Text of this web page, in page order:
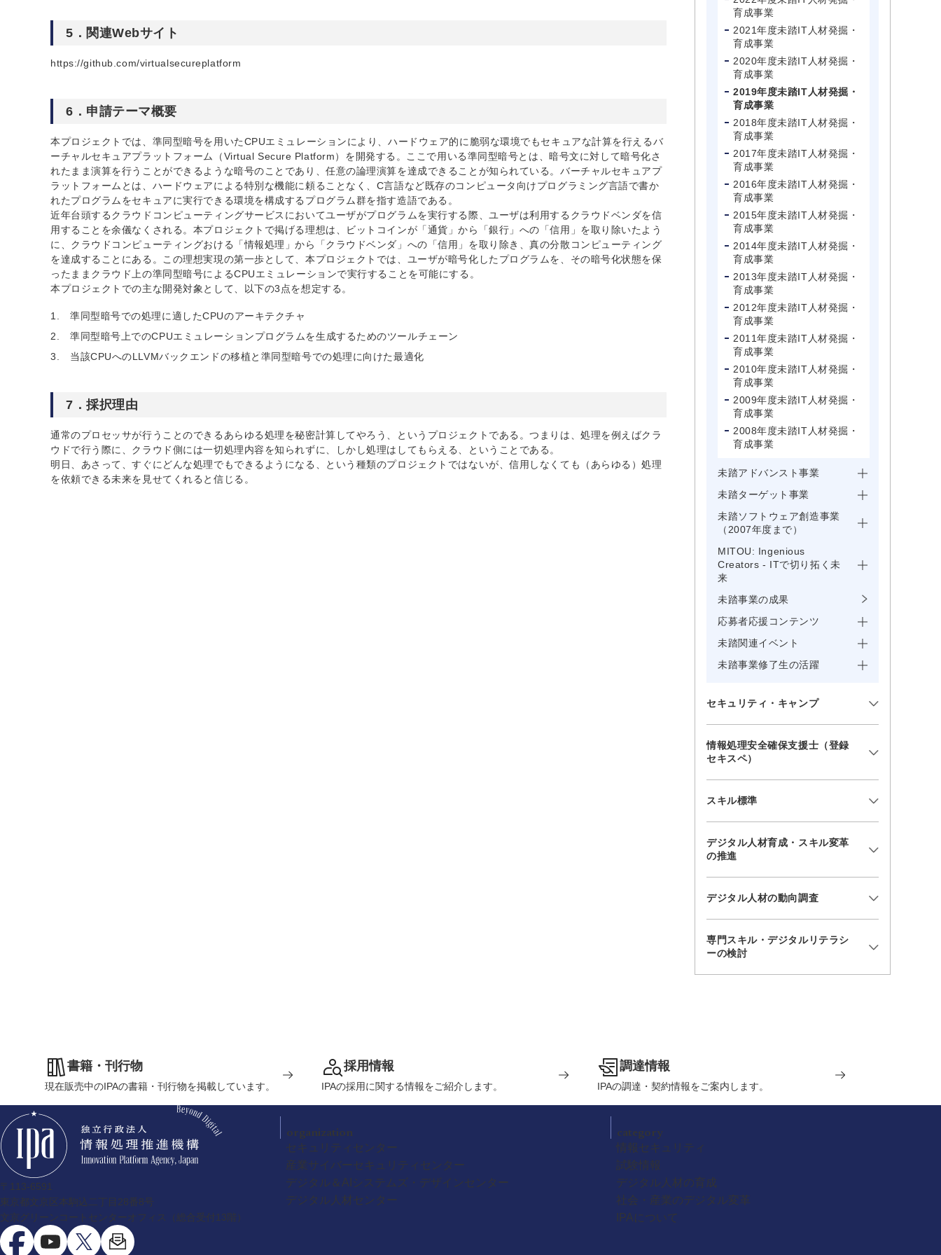
5．関連Webサイト
https://github.com/virtualsecureplatform
6．申請テーマ概要
本プロジェクトでは、準同型暗号を用いたCPUエミュレーションにより、ハードウェア的に脆弱な環境でもセキュアな計算を行えるバ
ーチャルセキュアプラットフォーム（Virtual Secure Platform）を開発する。ここで用いる準同型暗号とは、暗号文に対して暗号化さ
れたまま演算を行うことができるような暗号のことであり、任意の論理演算を達成できることが知られている。バーチャルセキュアプ
ラットフォームとは、ハードウェアによる特別な機能に頼ることなく、C言語など既存のコンピュータ向けプログラミング言語で書か
れたプログラムをセキュアに実行できる環境を構成するプログラム群を指す造語である。
近年台頭するクラウドコンピューティングサービスにおいてユーザがプログラムを実行する際、ユーザは利用するクラウドベンダを信
用することを余儀なくされる。本プロジェクトで掲げる理想は、ビットコインが「通貨」から「銀行」への「信用」を取り除いたよう
に、クラウドコンピューティングおける「情報処理」から「クラウドベンダ」への「信用」を取り除き、真の分散コンピューティング
を達成することにある。この理想実現の第一歩として、本プロジェクトでは、ユーザが暗号化したプログラムを、その暗号化状態を保
ったままクラウド上の準同型暗号によるCPUエミュレーションで実行することを可能にする。
本プロジェクトでの主な開発対象として、以下の3点を想定する。
準同型暗号での処理に適したCPUのアーキテクチャ
準同型暗号上でのCPUエミュレーションプログラムを生成するためのツールチェーン
当該CPUへのLLVMバックエンドの移植と準同型暗号での処理に向けた最適化
7．採択理由
通常のプロセッサが行うことのできるあらゆる処理を秘密計算してやろう、というプロジェクトである。つまりは、処理を例えばクラ
ウドで行う際に、クラウド側には一切処理内容を知られずに、しかし処理はしてもらえる、ということである。
明日、あさって、すぐにどんな処理でもできるようになる、という種類のプロジェクトではないが、信用しなくても（あらゆる）処理
を依頼できる未来を見せてくれると信じる。
育成事業
2021年度未踏IT人材発掘・
育成事業
2020年度未踏IT人材発掘・
育成事業
2019年度未踏IT人材発掘・
育成事業
2018年度未踏IT人材発掘・
育成事業
2017年度未踏IT人材発掘・
育成事業
2016年度未踏IT人材発掘・
育成事業
2015年度未踏IT人材発掘・
育成事業
2014年度未踏IT人材発掘・
育成事業
2013年度未踏IT人材発掘・
育成事業
2012年度未踏IT人材発掘・
育成事業
2011年度未踏IT人材発掘・
育成事業
2010年度未踏IT人材発掘・
育成事業
2009年度未踏IT人材発掘・
育成事業
2008年度未踏IT人材発掘・
育成事業
未踏アドバンスト事業
未踏ターゲット事業
未踏ソフトウェア創造事業
（2007年度まで）
MITOU: Ingenious
Creators - ITで切り拓く未
来
未踏事業の成果
応募者応援コンテンツ
未踏関連イベント
未踏事業修了生の活躍
セキュリティ・キャンプ
情報処理安全確保支援士（登録
セキスペ）
スキル標準
デジタル人材育成・スキル変革
の推進
デジタル人材の動向調査
専門スキル・デジタルリテラシ
ーの検討
書籍・刊行物
現在販売中のIPAの書籍・刊行物を掲載しています。
採用情報
IPAの採用に関する情報をご紹介します。
調達情報
IPAの調達・契約情報をご案内します。
〒113-6591
東京都文京区本駒込二丁目28番8号
文京グリーンコートセンターオフィス（総合受付13階）
organization
セキュリティセンター
産業サイバーセキュリティセンター
デジタル＆AIシステムズ・デザインセンター
デジタル人材センター
category
情報セキュリティ
試験情報
デジタル人材の育成
社会・産業のデジタル変革
IPAについて